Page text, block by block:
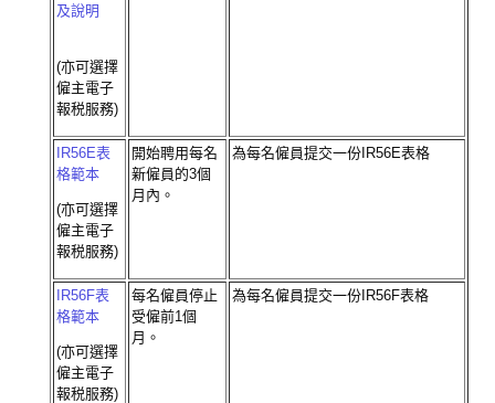
及說明
(亦可選擇
僱主電子
報税服務)
IR56E表
格範本
(亦可選擇
僱主電子
報税服務)
開始聘用每名
新僱員的3個
月內。
為每名僱員提交一份IR56E表格
IR56F表
格範本
(亦可選擇
僱主電子
報税服務)
每名僱員停止
受僱前1個
月。
為每名僱員提交一份IR56F表格